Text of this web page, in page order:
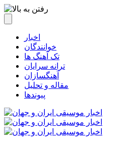
اخبار
خوانندگان
تک آهنگ ها
ترانه سرایان
آهنگسازان
مقاله و تحلیل
پیوندها